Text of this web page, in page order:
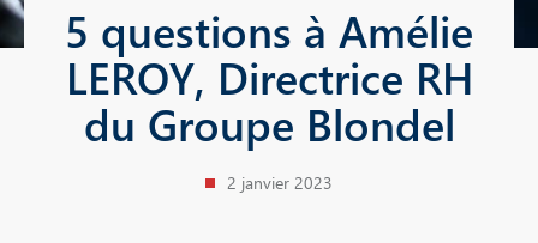
5 questions à Amélie
LEROY, Directrice RH
du Groupe Blondel
2 janvier 2023